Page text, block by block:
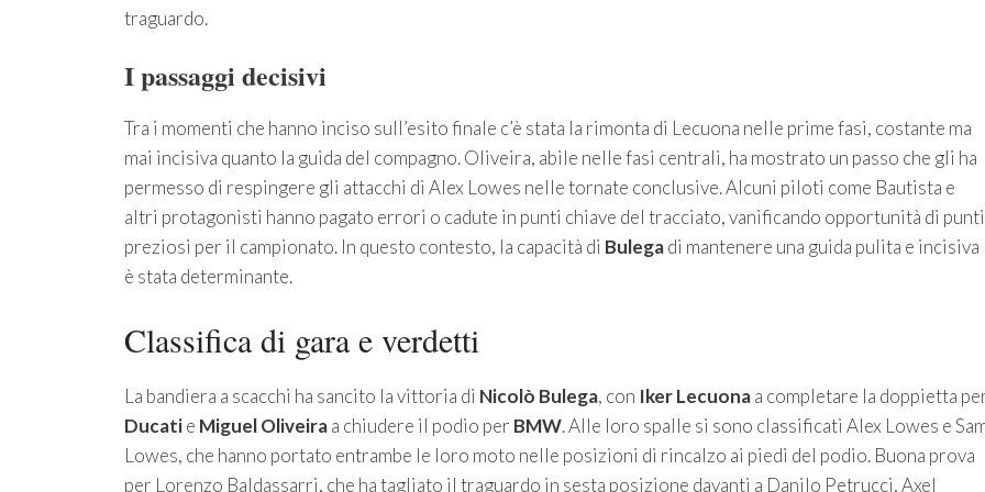
traguardo.
I passaggi decisivi
Tra i momenti che hanno inciso sull’esito finale c’è stata la rimonta di Lecuona nelle prime fasi, costante ma
mai incisiva quanto la guida del compagno. Oliveira, abile nelle fasi centrali, ha mostrato un passo che gli ha
permesso di respingere gli attacchi di Alex Lowes nelle tornate conclusive. Alcuni piloti come Bautista e
altri protagonisti hanno pagato errori o cadute in punti chiave del tracciato, vanificando opportunità di punti
preziosi per il campionato. In questo contesto, la capacità di Bulegadi mantenere una guida pulita e incisiva
è stata determinante.
Classifica di gara e verdetti
La bandiera a scacchi ha sancito la vittoria di Nicolò Bulega, con Iker Lecuonaa completare la doppietta
Ducatie Miguel Oliveiraa chiudere il podio per BMW. Alle loro spalle si sono classificati Alex Lowes e
Lowes, che hanno portato entrambe le loro moto nelle posizioni di rincalzo ai piedi del podio. Buona prova
per Lorenzo Baldassarri, che ha tagliato il traguardo in sesta posizione davanti a Danilo Petrucci, Axel